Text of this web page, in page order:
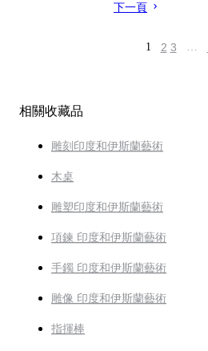
下一頁
1 2 3 …
相關收藏品
雕刻印度和伊斯蘭藝術
木桌
雕塑印度和伊斯蘭藝術
項鍊 印度和伊斯蘭藝術
手鐲 印度和伊斯蘭藝術
雕像 印度和伊斯蘭藝術
指揮棒